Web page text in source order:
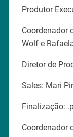
Produtor
Coordenador
Wolf e
Diretor de
Sales: Mari
Finalização:
Coordenador